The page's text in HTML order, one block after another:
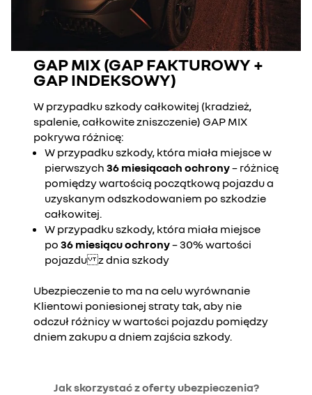
GAP MIX (GAP FAKTUROWY +
GAP INDEKSOWY)
W przypadku szkody całkowitej (kradzież,
spalenie, całkowite zniszczenie) GAP MIX
pokrywa różnicę:
W przypadku szkody, która miała miejsce w
pierwszych 36 miesiącach ochrony– różnicę
pomiędzy wartością początkową pojazdu a
uzyskanym odszkodowaniem po szkodzie
całkowitej.
W przypadku szkody, która miała miejsce
po 36 miesiącu ochrony– 30% wartości
pojazdu z dnia szkody
Ubezpieczenie to ma na celu wyrównanie
Klientowi poniesionej straty tak, aby nie
odczuł różnicy w wartości pojazdu pomiędzy
dniem zakupu a dniem zajścia szkody.
Jak skorzystać z oferty ubezpieczenia?